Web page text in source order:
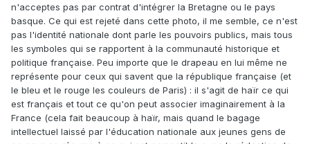
n'acceptes pas par contrat d'intégrer la Bretagne ou le pays
basque. Ce qui est rejeté dans cette photo, il me semble, ce n'est
pas l'identité nationale dont parle les pouvoirs publics, mais tous
les symboles qui se rapportent à la communauté historique et
politique française. Peu importe que le drapeau en lui même ne
représente pour ceux qui savent que la république française (et
le bleu et le rouge les couleurs de Paris) : il s'agit de haïr ce qui
est français et tout ce qu'on peut associer imaginairement à la
France (cela fait beaucoup à haïr, mais quand le bagage
intellectuel laissé par l'éducation nationale aux jeunes gens de